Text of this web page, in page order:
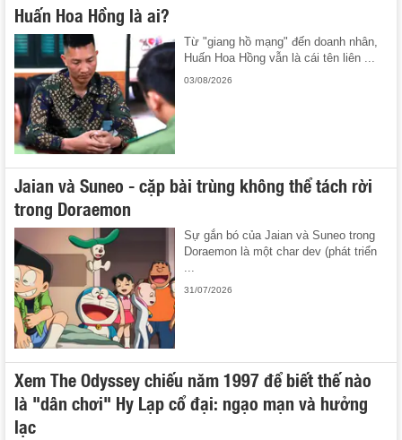
Huấn Hoa Hồng là ai?
Từ "giang hồ mạng" đến doanh nhân,
Huấn Hoa Hồng vẫn là cái tên liên ...
03/08/2026
Jaian và Suneo - cặp bài trùng không thể tách rời
trong Doraemon
Sự gắn bó của Jaian và Suneo trong
Doraemon là một char dev (phát triển
...
31/07/2026
Xem The Odyssey chiếu năm 1997 để biết thế nào
là "dân chơi" Hy Lạp cổ đại: ngạo mạn và hưởng
lạc